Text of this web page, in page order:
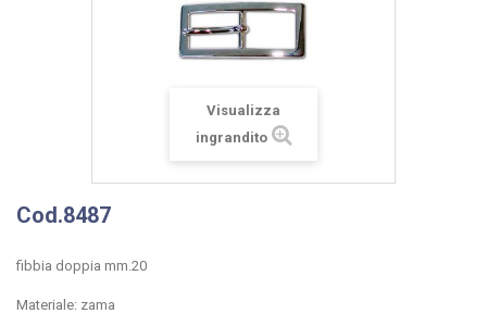
Visualizza
ingrandito
Cod.8487
fibbia doppia mm.20
Materiale: zama